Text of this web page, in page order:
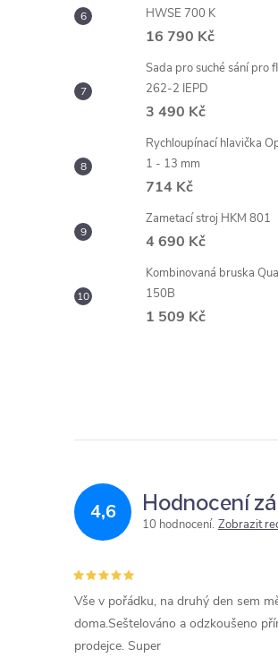
HWSE 700 K
16 790 Kč
Sada pro suché sání pro
262-2 IEPD
3 490 Kč
Rychloupínací hlavička
1 - 13 mm
714 Kč
Zametací stroj HKM 801
4 690 Kč
Kombinovaná bruska
150B
1 509 Kč
4,6 Hodnocení
10 hodnocení Zobrazit
Vše v pořádku, na druhý den sem
doma.Seštelováno a odzkoušeno
prodejce. Super